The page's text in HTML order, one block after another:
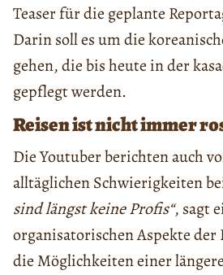
Teaser für die geplante
Darin soll es um die
gehen, die bis heute in der
gepflegt werden.
Reisen ist nicht immer
Die Youtuber berichten auch
alltäglichen Schwierigkeiten
sind längst keine Profis“, sagt
organisatorischen Aspekte der
die Möglichkeiten einer